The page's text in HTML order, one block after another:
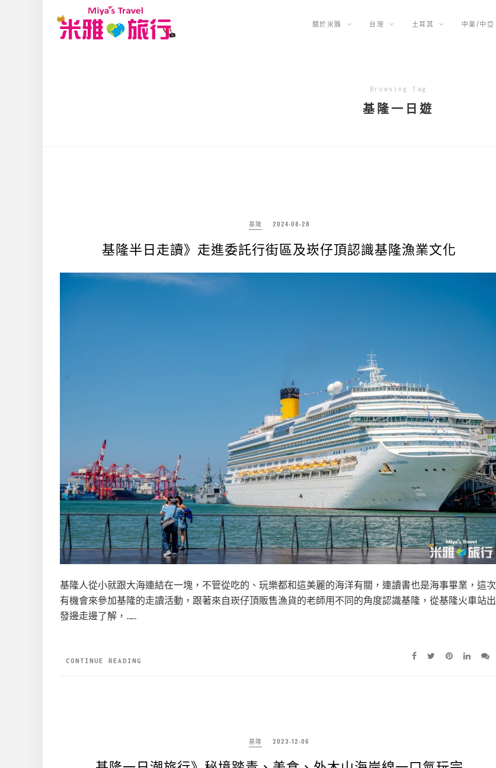
關於米雅 台灣 土耳其 中東/中亞
Browsing Tag
基隆一日遊
基隆 2024-08-28
基隆半日走讀》走進委託行街區及崁仔頂認識基隆漁業文化
基隆人從小就跟大海連結在一塊，不管從吃的、玩樂都和這美麗的海洋有關，連讀書也是海事畢業，這次
有機會來參加基隆的走讀活動，跟著來自崁仔頂販售漁貨的老師用不同的角度認識基隆，從基隆火車站出
發邊走邊了解，……
CONTINUE READING
基隆 2023-12-06